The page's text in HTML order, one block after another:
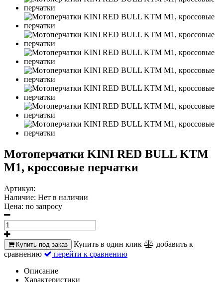
Мотоперчатки KINI RED BULL KTM
M1, кроссовые перчатки
Артикул:
Наличие: Нет в наличии
Цена: по запросу
Купить под заказ Купить в один клик
добавить к
сравнению
перейти к сравнению
Описание
Характеристики